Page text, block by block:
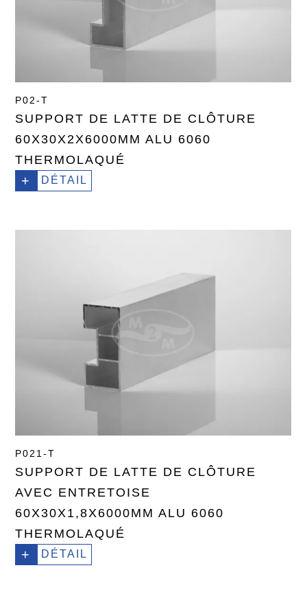
P02-T
SUPPORT DE LATTE DE CLÔTURE
60X30X2X6000MM ALU 6060
THERMOLAQUÉ
+ DÉTAIL
P021-T
SUPPORT DE LATTE DE CLÔTURE
AVEC ENTRETOISE
60X30X1,8X6000MM ALU 6060
THERMOLAQUÉ
+ DÉTAIL